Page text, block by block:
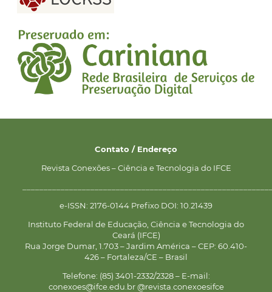
Contato / Endereço
Revista Conexões – Ciência e Tecnologia do IFCE
e-ISSN: 2176-0144 Prefixo DOI: 10.21439
Instituto Federal de Educação, Ciência e Tecnologia do
Ceará (IFCE)
Rua Jorge Dumar, 1.703 – Jardim América – CEP: 60.410-
426 – Fortaleza/CE – Brasil
Telefone: (85) 3401-2332/2328 – E-mail:
conexoes@ifce.edu.br @revista.conexoesifce